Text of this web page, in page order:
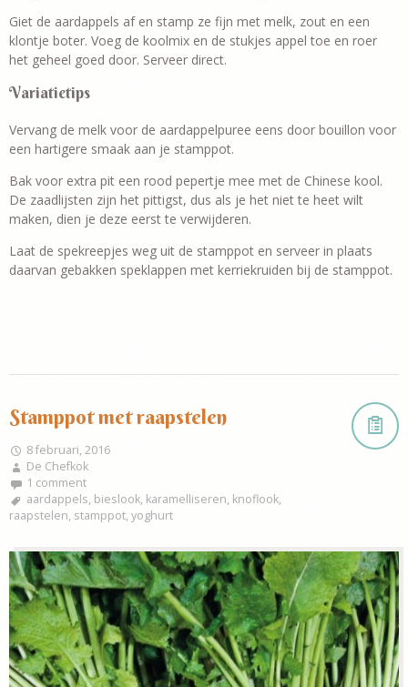
Giet de aardappels af en stamp ze fijn met melk, zout en een
klontje boter. Voeg de koolmix en de stukjes appel toe en roer
het geheel goed door. Serveer direct.
Variatietips
Vervang de melk voor de aardappelpuree eens door bouillon voor
een hartigere smaak aan je stamppot.
Bak voor extra pit een rood pepertje mee met de Chinese kool.
De zaadlijsten zijn het pittigst, dus als je het niet te heet wilt
maken, dien je deze eerst te verwijderen.
Laat de spekreepjes weg uit de stamppot en serveer in plaats
daarvan gebakken speklappen met kerriekruiden bij de stamppot.
Stamppot met raapstelen
8 februari, 2016
De Chefkok
1 comment
aardappels, bieslook, karamelliseren, knoflook,
raapstelen, stamppot, yoghurt